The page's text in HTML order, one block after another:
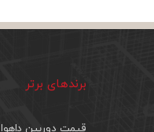
برندهای برتر
قیمت دوربین داهوا